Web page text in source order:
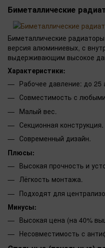
Биметаллические
Биметаллические
версия алюминиевых, с
выдерживающим высокое
Характеристики:
Рабочее давление: до 25
Совместимость с
Малый вес.
Секционная конструкция.
Современный дизайн.
Плюсы:
Высокая прочность и
Лёгкость монтажа.
Подходят для
Минусы:
Высокая цена (на 40%
Несовместимость с